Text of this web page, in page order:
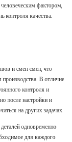
фактором,
контроля качества.
и смен смен, что
производства. В отличие
контроля и
после настройки и
на других задачах.
одновременно
для каждого